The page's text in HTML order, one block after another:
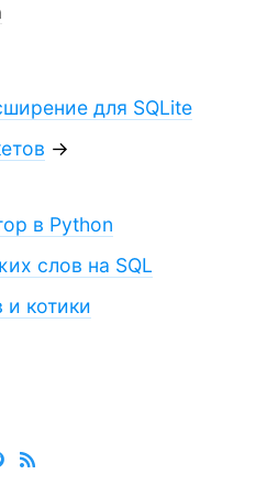
для SQLite
→
в Python
слов на SQL
и котики